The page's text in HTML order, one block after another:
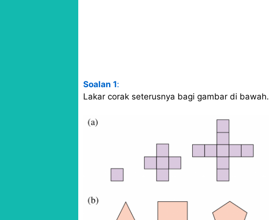
Soalan 1:
Lakar corak seterusnya bagi gambar di bawah.